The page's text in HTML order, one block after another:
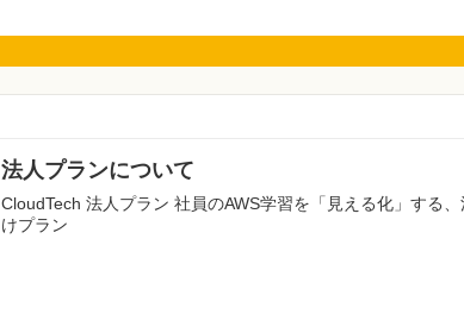
法人プランについて
CloudTech 法人プラン 社員のAWS学習を「見える化」する、法人様向
けプラン